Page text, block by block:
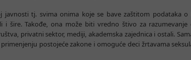
javnosti tj. svima onima koje se bave zaštitom podataka
i šire. Takođe, ona može biti vredno štivo za
privatni sektor, mediji, akademska zajednica i ostali.
postojeće zakone i omoguće deci žrtavama